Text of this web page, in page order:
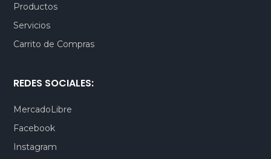
Productos
Servicios
Carrito de Compras
REDES SOCIALES:
MercadoLibre
Facebook
Instagram